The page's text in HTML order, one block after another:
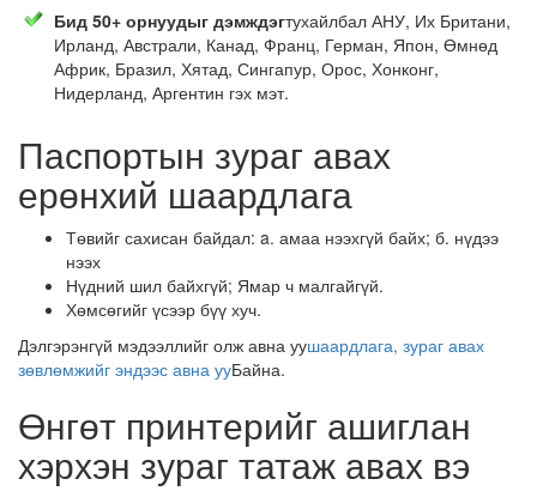
Бид 50+ орнуудыг дэмждэгтухайлбал АНУ, Их Британи,
Ирланд, Австрали, Канад, Франц, Герман, Япон, Өмнөд
Африк, Бразил, Хятад, Сингапур, Орос, Хонконг,
Нидерланд, Аргентин гэх мэт.
Паспортын зураг авах
ерөнхий шаардлага
Төвийг сахисан байдал: a. амаа нээхгүй байх; б. нүдээ
нээх
Нүдний шил байхгүй; Ямар ч малгайгүй.
Хөмсөгийг үсээр бүү хуч.
Дэлгэрэнгүй мэдээллийг олж авна уушаардлага, зураг авах
зөвлөмжийг эндээс авна ууБайна.
Өнгөт принтерийг ашиглан
хэрхэн зураг татаж авах вэ